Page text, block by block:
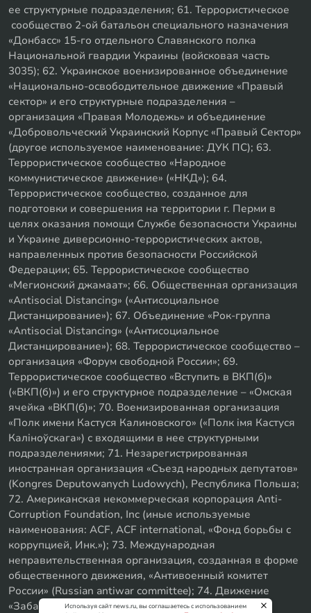
ее структурные подразделения; 61. Террористическое
сообщество 2-ой батальон специального назначения
«Донбасс» 15-го отдельного Славянского полка
Национальной гвардии Украины (войсковая часть
3035); 62. Украинское военизированное объединение
«Национально-освободительное движение «Правый
сектор» и его структурные подразделения –
организация «Правая Молодежь» и объединение
«Добровольческий Украинский Корпус «Правый Сектор»
(другое используемое наименование: ДУК ПС); 63.
Террористическое сообщество «Народное
коммунистическое движение» («НКД»); 64.
Террористическое сообщество, созданное для
подготовки и совершения на территории г. Перми в
целях оказания помощи Службе безопасности Украины
и Украине диверсионно-террористических актов,
направленных против безопасности Российской
Федерации; 65. Террористическое сообщество
«Мегионский джамаат»; 66. Общественная организация
«Antisocial Distancing» («Антисоциальное
Дистанцирование»); 67. Объединение «Рок-группа
«Antisocial Distancing» («Антисоциальное
Дистанцирование»); 68. Террористическое сообщество –
организация «Форум свободной России»; 69.
Террористическое сообщество «Вступить в ВКП(б)»
(«ВКП(б)») и его структурное подразделение – «Омская
ячейка «ВКП(б)»; 70. Военизированная организация
«Полк имени Кастуся Калиновского» («Полк iмя Кастуся
Калiноўскага») с входящими в нее структурными
подразделениями; 71. Незарегистрированная
иностранная организация «Съезд народных депутатов»
(Kongres Deputowanych Ludowych), Республика Польша;
72. Американская некоммерческая корпорация Anti-
Corruption Foundation, Inc (иные используемые
наименования: ACF, ACF international, «Фонд борьбы с
коррупцией, Инк.»); 73. Международная
неправительственная организация, созданная в форме
общественного движения, «Антивоенный комитет
России» (Russian antiwar committee); 74. Движение
«Забайкальское левое объединение»; 75. «SxE
Используя сайт news.ru, вы соглашаетесь с использованием